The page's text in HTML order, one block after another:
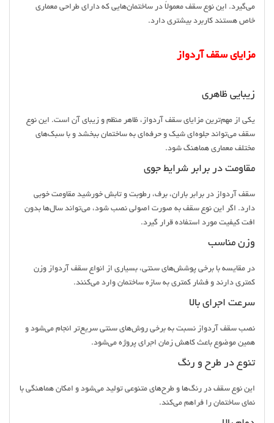
می‌گیرد. این نوع سقف معمولاً در ساختمان‌هایی که دارای طراحی معماری
خاص هستند کاربرد بیشتری دارد.
مزایای سقف آردواز
زیبایی ظاهری
یکی از مهم‌ترین مزایای سقف آردواز، ظاهر منظم و زیبای آن است. این نوع
سقف می‌تواند جلوه‌ای شیک و حرفه‌ای به ساختمان ببخشد و با سبک‌های
مختلف معماری هماهنگ شود.
مقاومت در برابر شرایط جوی
سقف آردواز در برابر باران، برف، رطوبت و تابش خورشید مقاومت خوبی
دارد. اگر این نوع سقف به صورت اصولی نصب شود، می‌تواند سال‌ها بدون
افت کیفیت مورد استفاده قرار گیرد.
وزن مناسب
در مقایسه با برخی پوشش‌های سنتی، بسیاری از انواع سقف آردواز وزن
کمتری دارند و فشار کمتری به سازه ساختمان وارد می‌کنند.
سرعت اجرای بالا
نصب سقف آردواز نسبت به برخی روش‌های سنتی سریع‌تر انجام می‌شود و
همین موضوع باعث کاهش زمان اجرای پروژه می‌شود.
تنوع در طرح و رنگ
این نوع سقف در رنگ‌ها و طرح‌های متنوعی تولید می‌شود و امکان هماهنگی با
نمای ساختمان را فراهم می‌کند.